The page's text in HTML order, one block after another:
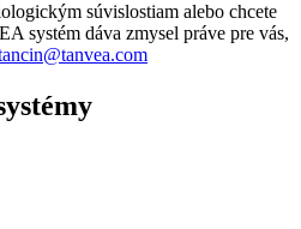
súvislostiam alebo chcete
systém dáva zmysel práve pre vás,